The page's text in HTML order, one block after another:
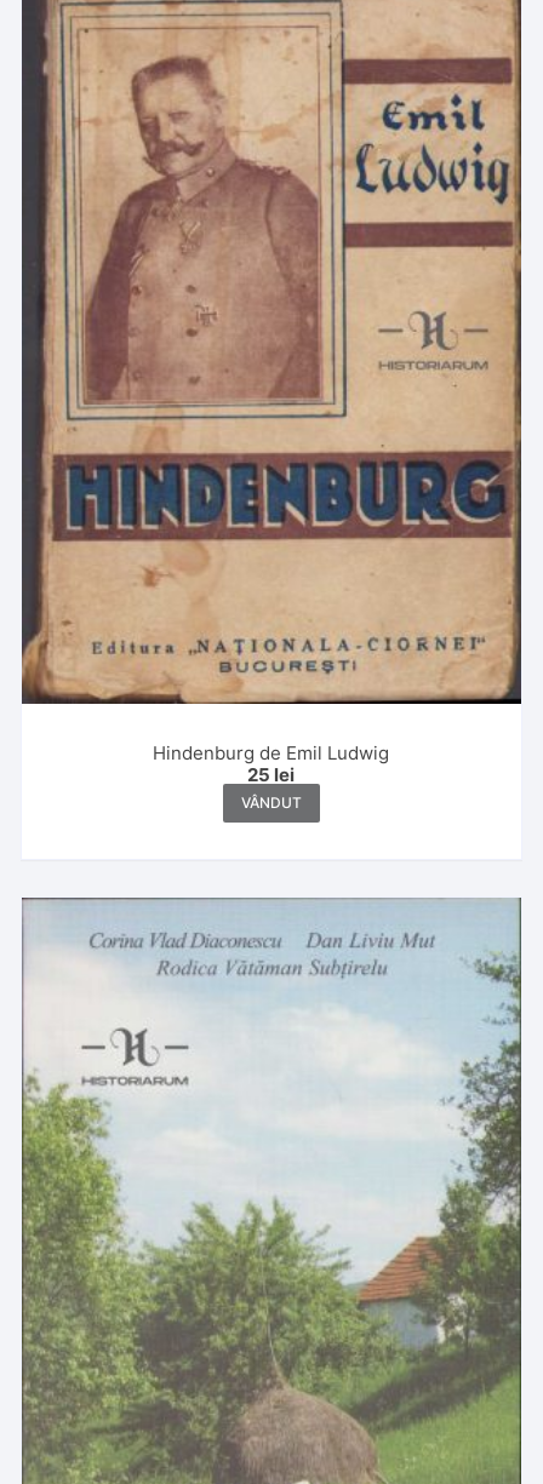
Hindenburg de Emil Ludwig
25 lei
VÂNDUT